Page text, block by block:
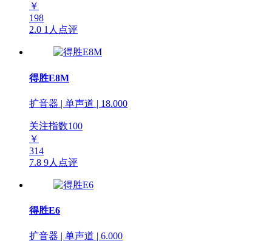
￥
198
2.0 1人点评
得胜E8M
扩音器 | 单声道 | 18.000
关注指数100
￥
314
7.8 9人点评
得胜E6
扩音器 | 单声道 | 6.000